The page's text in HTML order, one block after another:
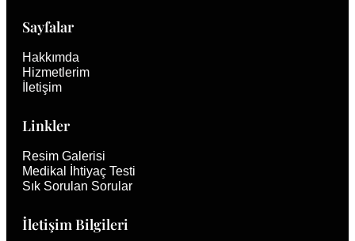
Sayfalar
Hakkımda
Hizmetlerim
İletişim
Linkler
Resim Galerisi
Medikal İhtiyaç Testi
Sık Sorulan Sorular
İletişim Bilgileri